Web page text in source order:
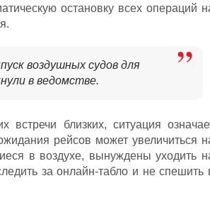
остановку всех операций
воздушных судов для
в ведомстве.
близких, ситуация
рейсов может увеличиться
в воздухе, вынуждены уходить
за онлайн-табло и не спешить